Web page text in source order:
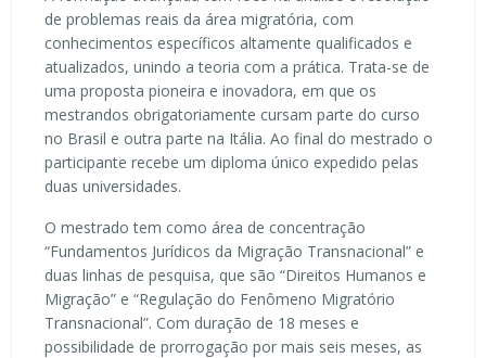
de problemas reais da área migratória, com
conhecimentos específicos altamente qualificados e
atualizados, unindo a teoria com a prática. Trata-se de
uma proposta pioneira e inovadora, em que os
mestrandos obrigatoriamente cursam parte do curso
no Brasil e outra parte na Itália. Ao final do mestrado o
participante recebe um diploma único expedido pelas
duas universidades.
O mestrado tem como área de concentração
“Fundamentos Jurídicos da Migração Transnacional” e
duas linhas de pesquisa, que são “Direitos Humanos e
Migração” e “Regulação do Fenômeno Migratório
Transnacional”. Com duração de 18 meses e
possibilidade de prorrogação por mais seis meses, as